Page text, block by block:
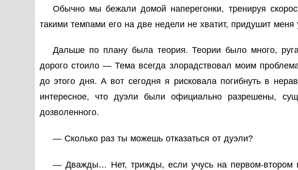
Обычно мы бежали домой наперегонки, тренируя
такими темпами его на две недели не хватит, придушит меня
Дальше по плану была теория. Теории было много,
дорого стоило — Тема всегда злорадствовал моим
до этого дня. А вот сегодня я рисковала погибнуть в
интересное, что дуэли были официально разрешены,
дозволенного.
— Сколько раз ты можешь отказаться от дуэли?
— Дважды… Нет, трижды, если учусь на первом-втором